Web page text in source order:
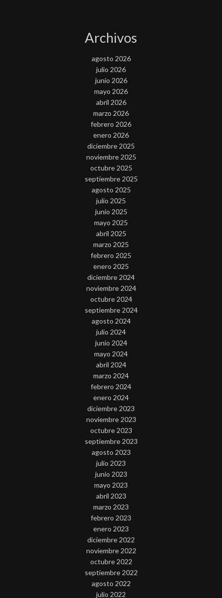
Archivos
agosto 2026
julio 2026
junio 2026
mayo 2026
abril 2026
marzo 2026
febrero 2026
enero 2026
diciembre 2025
noviembre 2025
octubre 2025
septiembre 2025
agosto 2025
julio 2025
junio 2025
mayo 2025
abril 2025
marzo 2025
febrero 2025
enero 2025
diciembre 2024
noviembre 2024
octubre 2024
septiembre 2024
agosto 2024
julio 2024
junio 2024
mayo 2024
abril 2024
marzo 2024
febrero 2024
enero 2024
diciembre 2023
noviembre 2023
octubre 2023
septiembre 2023
agosto 2023
julio 2023
junio 2023
mayo 2023
abril 2023
marzo 2023
febrero 2023
enero 2023
diciembre 2022
noviembre 2022
octubre 2022
septiembre 2022
agosto 2022
julio 2022